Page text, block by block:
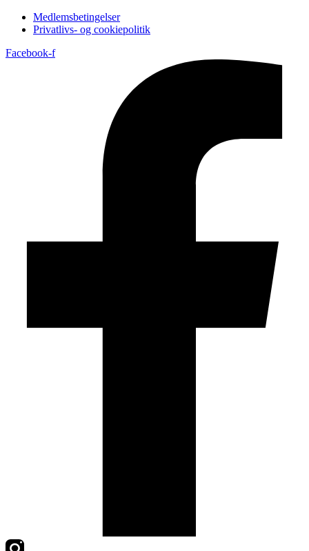
Medlemsbetingelser
Privatlivs- og cookiepolitik
Facebook-f